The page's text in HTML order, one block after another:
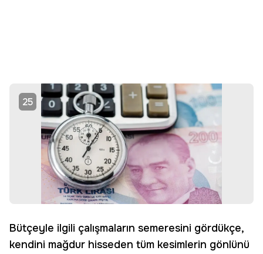
25
Bütçeyle ilgili çalışmaların semeresini gördükçe,
kendini mağdur hisseden tüm kesimlerin gönlünü